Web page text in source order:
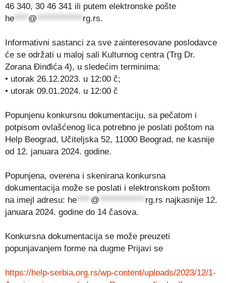
46 340, 30 46 341 ili putem elektronske pošte
he **** @ ************* rg.rs.
Informativni sastanci za sve zainteresovane poslodavce
će se održati u maloj sali Kulturnog centra (Trg Dr.
Zorana Đinđića 4), u sledećim terminima:
• utorak 26.12.2023. u 12:00 č;
• utorak 09.01.2024. u 12:00 č
Popunjenu konkursnu dokumentaciju, sa pečatom i
potpisom ovlašćenog lica potrebno je poslati poštom na
Help Beograd, Učiteljska 52, 11000 Beograd, ne kasnije
od 12. januara 2024. godine.
Popunjena, overena i skenirana konkursna
dokumentacija može se poslati i elektronskom poštom
na imejl adresu: he **** @ ************* rg.rs najkasnije 12.
januara 2024. godine do 14 časova.
Konkursna dokumentacija se može preuzeti
popunjavanjem forme na dugme Prijavi se
https://help-serbia.org.rs/wp-content/uploads/2023/12/1-